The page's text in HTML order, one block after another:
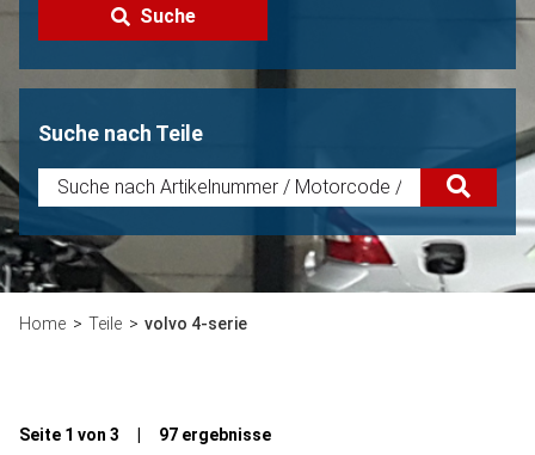
Suche
Suche nach Teile
Home Teile volvo 4-serie
Seite 1 von 3 | 97 ergebnisse